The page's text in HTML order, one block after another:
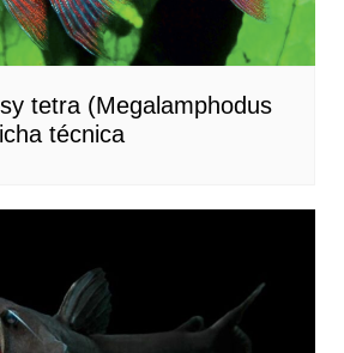
tetra (Megalamphodus
técnica